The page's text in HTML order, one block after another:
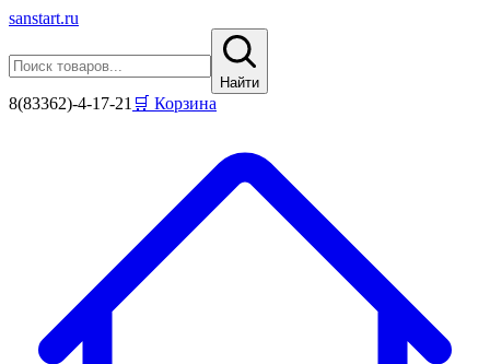
sanstart.ru
Найти
8(83362)-4-17-21 🛒 Корзина